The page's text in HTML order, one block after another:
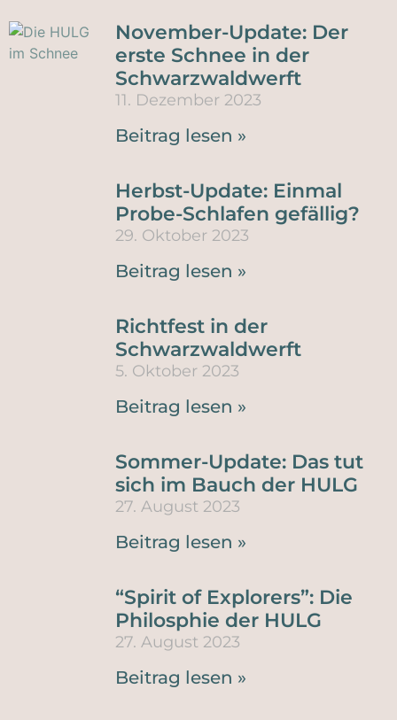
November-Update: Der
erste Schnee in der
Schwarzwaldwerft
11. Dezember 2023
Beitrag lesen »
Herbst-Update: Einmal
Probe-Schlafen gefällig?
29. Oktober 2023
Beitrag lesen »
Richtfest in der
Schwarzwaldwerft
5. Oktober 2023
Beitrag lesen »
Sommer-Update: Das tut
sich im Bauch der HULG
27. August 2023
Beitrag lesen »
“Spirit of Explorers”: Die
Philosphie der HULG
27. August 2023
Beitrag lesen »